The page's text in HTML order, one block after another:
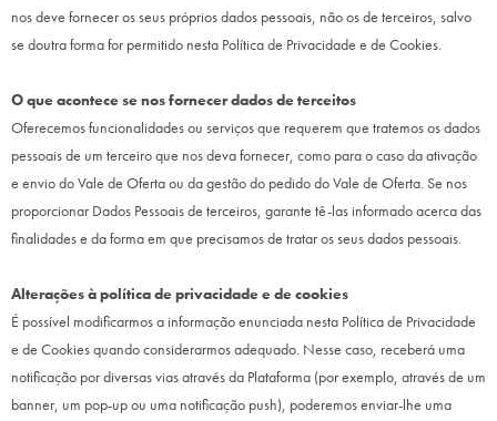
nos deve fornecer os seus próprios dados pessoais, não os de terceiros, salvo
se doutra forma for permitido nesta Política de Privacidade e de Cookies.
O que acontece se nos fornecer dados de terceitos
Oferecemos funcionalidades ou serviços que requerem que tratemos os dados
pessoais de um terceiro que nos deva fornecer, como para o caso da ativação
e envio do Vale de Oferta ou da gestão do pedido do Vale de Oferta. Se nos
proporcionar Dados Pessoais de terceiros, garante tê-las informado acerca das
finalidades e da forma em que precisamos de tratar os seus dados pessoais.
Alterações à política de privacidade e de cookies
É possível modificarmos a informação enunciada nesta Política de Privacidade
e de Cookies quando considerarmos adequado. Nesse caso, receberá uma
notificação por diversas vias através da Plataforma (por exemplo, através de um
banner, um pop-up ou uma notificação push), poderemos enviar-lhe uma